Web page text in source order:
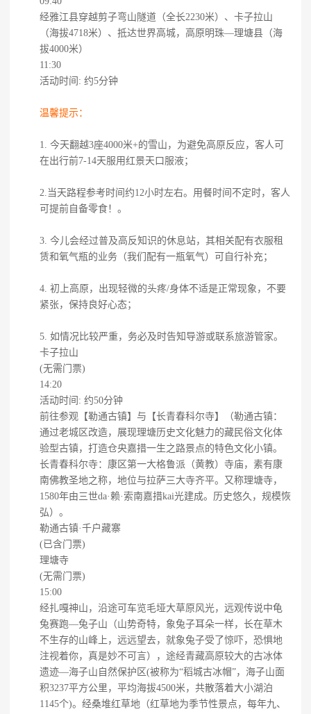
经雅江县穿越剪子弯山隧道（全长2230米）、卡子拉山
（海拔4718米）、抵达世界高城，高原明珠—理塘县（海
拔4000米）
11:30
活动时间: 约5分钟
温馨提示：
1. 今天翻越3座4000米+的雪山，为避免高原反应，客人可
在出行前7-14天服用红景天口服液；
2.当天路程参考时间约12小时左右。用餐时间不定时，客人
可提前自备零食！。
3. 今儿会经过普及高反知识的休息站，其相关配有衣服租
赁和氧气瓶的业务（我们配有一瓶氧气）可自行补充；
4. 初上高原，出现轻微的头疼/身体不适是正常现象，不要
紧张，保持良好心态；
5. 如情况比较严重，务必及时告知导游或联系旅游管家。
卡子拉山
(无需门票)
14:20
活动时间: 约50分钟
前往参观【勒通古镇】与【长青春科尔寺】（勒通古镇：
通过老城区改造，展现理塘历史文化魅力的藏民俗文化体
验型古镇，打造仓央嘉措一生之路景点的特色文化小镇。
长青春科尔寺：康区第一大格鲁派（黄教）寺庙，素有康
南佛教圣地之称，地位与拉萨三大寺齐平。又称理塘寺，
1580年由三世da·赖·索南嘉措kai光建成。历史悠久，规模恢
弘）。
勒通古镇·千户藏寨
(已含门票)
理塘寺
(无需门票)
15:00
经扎嘎神山，沿途可车览毛垭大草原风光，远观传说中龟
兔赛跑—兔子山（山势奇特，象兔子耳朵一样，长在草木
不生存的山峰上，远远望去，就象兔子受了惊吓，恐惧地
注视着你，真是妙不可言），途经青藏高原较大的古冰体
遗迹—海子山自然保护区(被称为“稻城古冰帽”，海子山面
积3237平方公里，平均海拔4500米，共散落着大小湖泊
1145个)。经桑堆红草地（红草地为季节性景点，每年九、